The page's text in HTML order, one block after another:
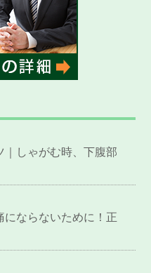
｜しゃがむ時、下腹部
にならないために！正